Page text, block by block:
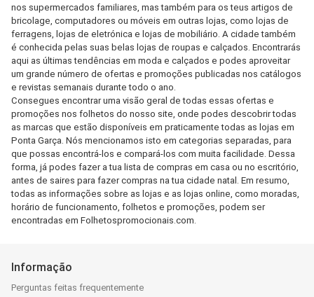
nos supermercados familiares, mas também para os teus artigos de
bricolage, computadores ou móveis em outras lojas, como lojas de
ferragens, lojas de eletrónica e lojas de mobiliário. A cidade também
é conhecida pelas suas belas lojas de roupas e calçados. Encontrarás
aqui as últimas tendências em moda e calçados e podes aproveitar
um grande número de ofertas e promoções publicadas nos catálogos
e revistas semanais durante todo o ano.
Consegues encontrar uma visão geral de todas essas ofertas e
promoções nos folhetos do nosso site, onde podes descobrir todas
as marcas que estão disponíveis em praticamente todas as lojas em
Ponta Garça. Nós mencionamos isto em categorias separadas, para
que possas encontrá-los e compará-los com muita facilidade. Dessa
forma, já podes fazer a tua lista de compras em casa ou no escritório,
antes de saires para fazer compras na tua cidade natal. Em resumo,
todas as informações sobre as lojas e as lojas online, como moradas,
horário de funcionamento, folhetos e promoções, podem ser
encontradas em Folhetospromocionais.com.
Informação
Perguntas feitas frequentemente